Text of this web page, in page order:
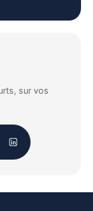
sur vos